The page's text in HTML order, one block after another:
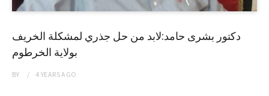
دكتور بشرى حامد:لابد من حل جذري لمشكلة الخريف
بولاية الخرطوم
BY 4 YEARSAGO